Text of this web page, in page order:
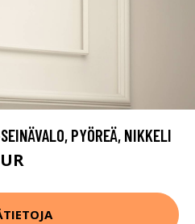
PYÖREÄ, NIKKELI